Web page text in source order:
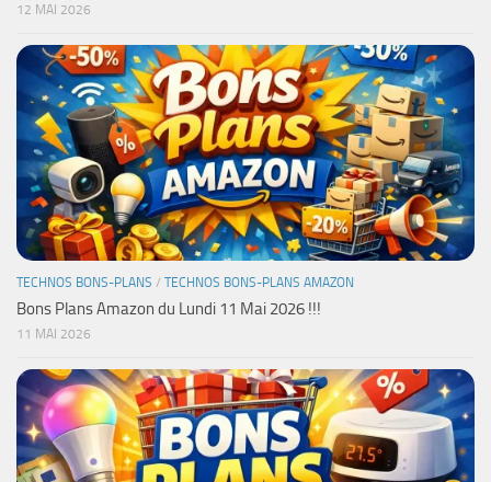
12 MAI 2026
TECHNOS BONS-PLANS / TECHNOS BONS-PLANS AMAZON
Bons Plans Amazon du Lundi 11 Mai 2026 !!!
11 MAI 2026